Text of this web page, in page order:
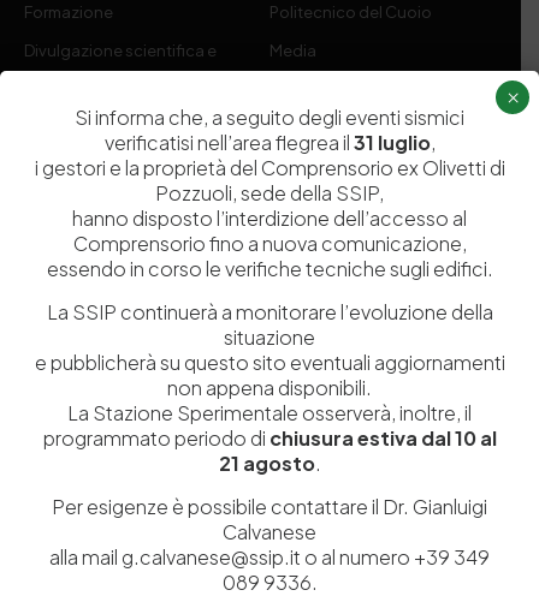
Formazione
Divulgazione scientifica e
Contribuenti
Contatti
Politecnico del Cuoio
Media
Tutela Whistleblowing
Amministrazione Trasparente
Iscrizione REANA 920756
Codice di iscrizione all’Anagrafe Nazionale delle Ricerche del
MIUR000290_EIRI
Euro9.690.240,00
stazionesperimentaleindustriapelli@legalmail.it
Sede legaleVia Campi Flegrei, 34 – 80078 Pozzuoli (NA) – Tel. +39
Si informa che, a seguito degli eventi sismici
verificatisi nell’area flegrea il31 luglio,
i gestori e la proprietà del Comprensorio ex Olivetti di
Pozzuoli, sede della SSIP,
hanno disposto l’interdizione dell’accesso al
Comprensorio fino a nuova comunicazione,
essendo in corso le verifiche tecniche sugli edifici.
La SSIP continuerà a monitorare l’evoluzione della
situazione
e pubblicherà su questo sito eventuali aggiornamenti
non appena disponibili.
La Stazione Sperimentale osserverà, inoltre, il
programmato periodo di chiusura estiva dal 10 al
21 agosto.
Per esigenze è possibile contattare il Dr. Gianluigi
Calvanese
alla mail g.calvanese@ssip.it o al numero +39 349
089 9336.
×